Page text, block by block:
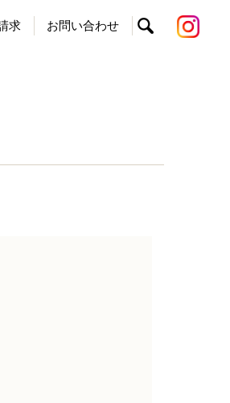
求 お問い合わせ search